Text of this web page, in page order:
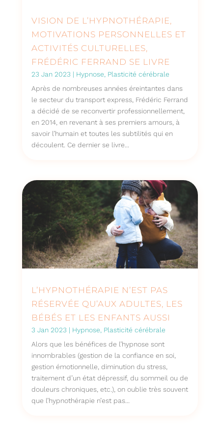
VISION DE L’HYPNOTHÉRAPIE,
MOTIVATIONS PERSONNELLES ET
ACTIVITÉS CULTURELLES,
FRÉDÉRIC FERRAND SE LIVRE
23 Jan 2023 | Hypnose Plasticité cérébrale
Après de nombreuses années éreintantes dans
le secteur du transport express, Frédéric Ferrand
a décidé de se reconvertir professionnellement,
en 2014, en revenant à ses premiers amours, à
savoir l’humain et toutes les subtilités qui en
découlent. Ce dernier se livre...
L’HYPNOTHÉRAPIE N’EST PAS
RÉSERVÉE QU’AUX ADULTES, LES
BÉBÉS ET LES ENFANTS AUSSI
3 Jan 2023 | Hypnose Plasticité cérébrale
Alors que les bénéfices de l’hypnose sont
innombrables (gestion de la confiance en soi,
gestion émotionnelle, diminution du stress,
traitement d’un état dépressif, du sommeil ou de
douleurs chroniques, etc.), on oublie très souvent
que l’hypnothérapie n’est pas...